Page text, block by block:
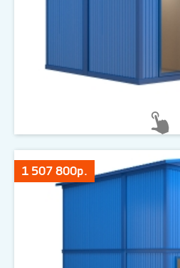
1 507 800р.